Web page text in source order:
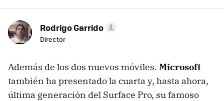
Rodrigo Garrido
Director
Además de los dos nuevos móviles. Microsoft
también ha presentado la cuarta y, hasta ahora,
última generación del Surface Pro, su famoso